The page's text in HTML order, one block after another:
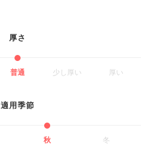
厚さ
普通 少し厚い 厚い
適用季節
秋 冬